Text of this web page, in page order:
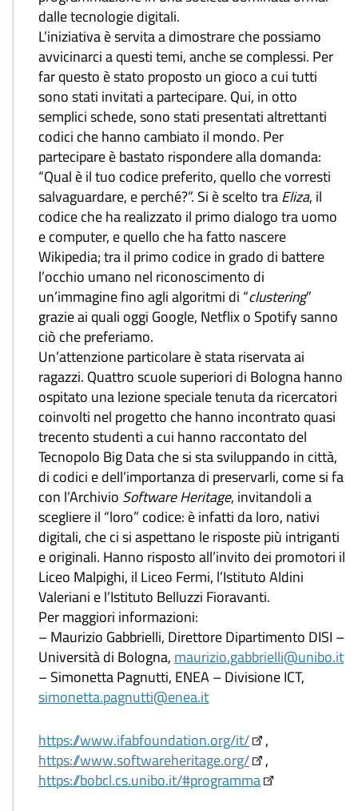
dalle tecnologie digitali.
L’iniziativa è servita a dimostrare che possiamo
avvicinarci a questi temi, anche se complessi. Per
far questo è stato proposto un gioco a cui tutti
sono stati invitati a partecipare. Qui, in otto
semplici schede, sono stati presentati altrettanti
codici che hanno cambiato il mondo. Per
partecipare è bastato rispondere alla domanda:
“Qual è il tuo codice preferito, quello che vorresti
salvaguardare, e perché?”. Si è scelto traEliza, il
codice che ha realizzato il primo dialogo tra uomo
e computer, e quello che ha fatto nascere
Wikipedia; tra il primo codice in grado di battere
l’occhio umano nel riconoscimento di
un’immagine fino agli algoritmi di “clustering”
grazie ai quali oggi Google, Netflix o Spotify sanno
ciò che preferiamo.
Un’attenzione particolare è stata riservata ai
ragazzi. Quattro scuole superiori di Bologna hanno
ospitato una lezione speciale tenuta da ricercatori
coinvolti nel progetto che hanno incontrato quasi
trecento studenti a cui hanno raccontato del
Tecnopolo Big Data che si sta sviluppando in città,
di codici e dell’importanza di preservarli, come si fa
con l’Archivio Software Heritage, invitandoli a
scegliere il “loro” codice: è infatti da loro, nativi
digitali, che ci si aspettano le risposte più intriganti
e originali. Hanno risposto all’invito dei promotori il
Liceo Malpighi, il Liceo Fermi, l’Istituto Aldini
Valeriani e l’Istituto Belluzzi Fioravanti.
Per maggiori informazioni:
– Maurizio Gabbrielli, Direttore Dipartimento DISI –
Università di Bologna, maurizio.gabbrielli@unibo.it
– Simonetta Pagnutti, ENEA – Divisione ICT,
simonetta.pagnutti@enea.it
https://www.ifabfoundation.org/it/
,
https://www.softwareheritage.org/
,
https://bobcl.cs.unibo.it/#programma